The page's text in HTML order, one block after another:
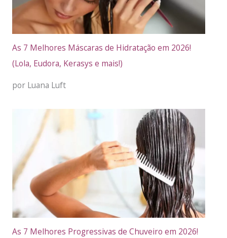
As 7 Melhores Máscaras de Hidratação em 2026!
(Lola, Eudora, Kerasys e mais!)
por Luana Luft
As 7 Melhores Progressivas de Chuveiro em 2026!